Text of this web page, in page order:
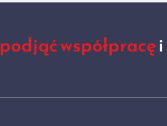
podjąć współpracęi